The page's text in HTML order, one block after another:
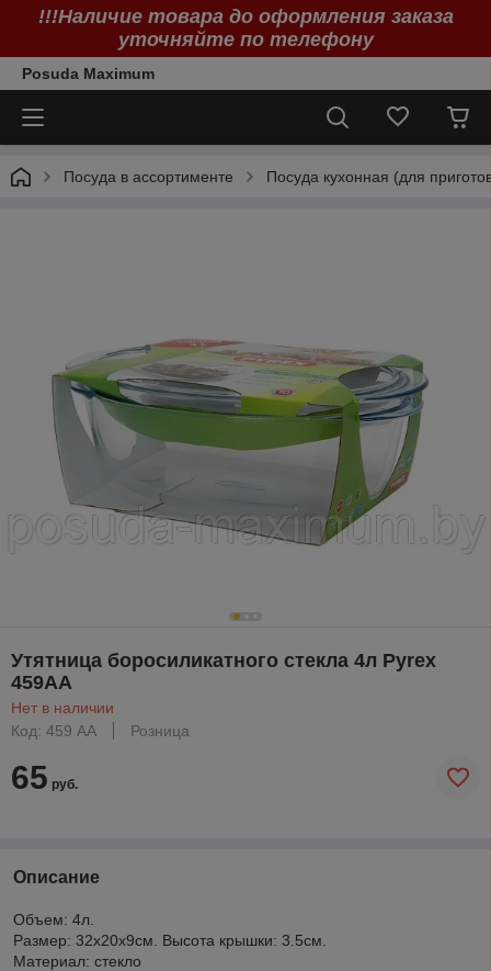
!!!Наличие товара до оформления заказа
уточняйте по телефону
Posuda Maximum
Посуда в ассортименте Посуда кухонная (для
Утятница боросиликатного стекла 4л Pyrex
459AA
Нет в наличии
Код: 459 АА
Розница
65 руб.
Описание
Объем: 4л.
Размер: 32х20х9см. Высота крышки: 3.5см.
Материал: стекло